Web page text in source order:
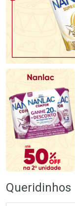
Queridinhos